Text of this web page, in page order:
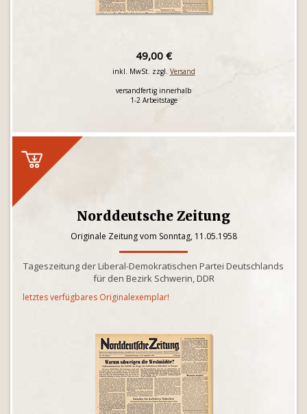
49,00 €
inkl. MwSt. zzgl. Versand
versandfertig innerhalb
1-2 Arbeitstage
Norddeutsche Zeitung
Originale Zeitung vom Sonntag, 11.05.1958
Tageszeitung der Liberal-Demokratischen Partei Deutschlands
für den Bezirk Schwerin, DDR
letztes verfügbares Originalexemplar!